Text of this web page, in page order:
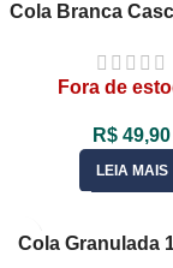
Cola Branca
1kg
Fora de
R$ 49,90
LEIA MAIS
Cola Granulada